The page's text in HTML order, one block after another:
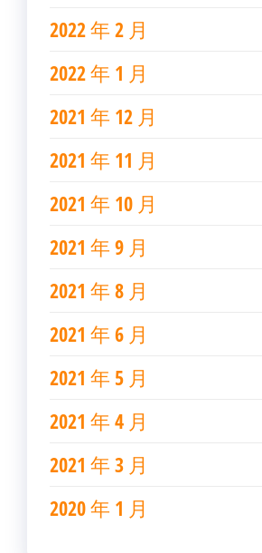
2022 年 2 月
2022 年 1 月
2021 年 12 月
2021 年 11 月
2021 年 10 月
2021 年 9 月
2021 年 8 月
2021 年 6 月
2021 年 5 月
2021 年 4 月
2021 年 3 月
2020 年 1 月